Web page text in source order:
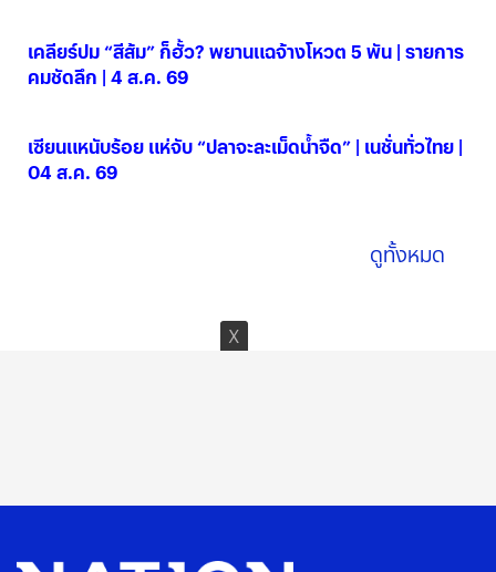
เคลียร์ปม “สีส้ม” ก็ฮั้ว? พยานแฉจ้างโหวต 5 พัน | รายการ
คมชัดลึก | 4 ส.ค. 69
เซียนแหนับร้อย แห่จับ “ปลาจะละเม็ดน้ำจืด” | เนชั่นทั่วไทย |
04 ส.ค. 69
ดูทั้งหมด